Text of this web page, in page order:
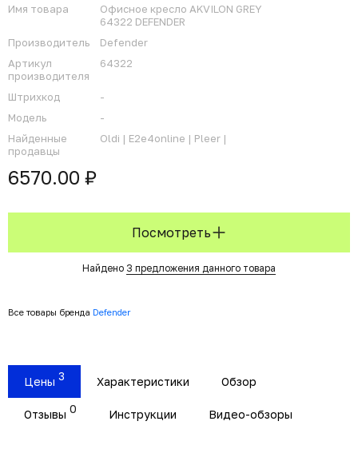
Имя товара
Офисное кресло AKVILON GREY
64322 DEFENDER
Производитель
Defender
Артикул
производителя
64322
Штрихкод
-
Модель
-
Найденные
продавцы
Oldi | E2e4online | Pleer |
6570.00 ₽
Посмотреть
Найдено 3 предложения данного товара
Все товары бренда Defender
Цены 3 Характеристики Обзор
Отзывы 0 Инструкции Видео-обзоры